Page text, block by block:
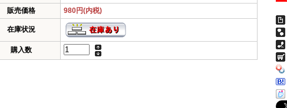
販売価格
980円(内税)
在庫状況
購入数